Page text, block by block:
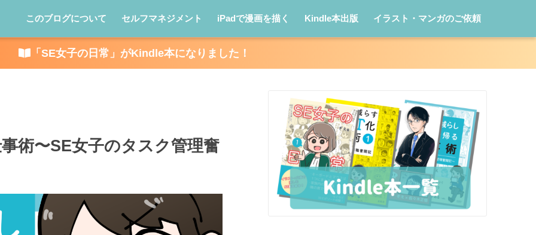
このブログについて セルフマネジメント iPadで漫画を描く Kindle本出版 イラスト・マンガのご依頼
「SE女子の日常」がKindle本になりました！
術〜SE女子のタスク管理奮